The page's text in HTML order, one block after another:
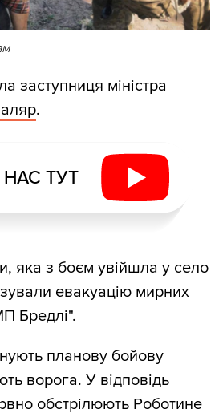
заступниця міністра
.
НАС ТУТ
яка з боєм увійшла у село
евакуацію мирних
Бредлі".
планову бойову
ворога. У відповідь
обстрілюють Роботине